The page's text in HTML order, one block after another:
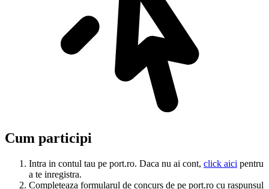
Cum participi
Intra in contul tau pe port.ro. Daca nu ai cont, click aici pentru
a te inregistra.
Completeaza formularul de concurs de pe port.ro cu raspunsul